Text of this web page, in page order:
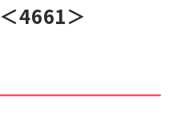
＜4661＞